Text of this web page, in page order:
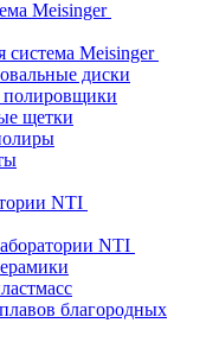
Meisinger
система Meisinger
диски
щетки
NTI
NTI
благородных